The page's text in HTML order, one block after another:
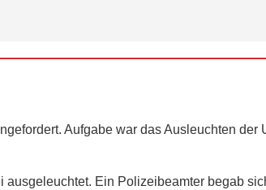
Aufgabe war das Ausleuchten der
Ein Polizeibeamter begab